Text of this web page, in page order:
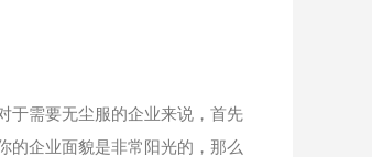
于需要无尘服的企业来说，首先
的企业面貌是非常阳光的，那么